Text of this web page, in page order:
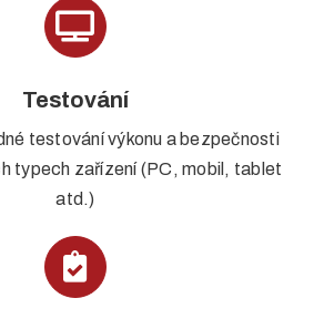
Testování
testování výkonu a bezpečnosti
typech zařízení (PC, mobil, tablet
atd.)